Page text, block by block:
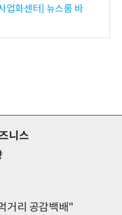
니스 미팅 지원…K
진출 교두보 확
업화센터] 뉴스룸 바
니스
거리 공감백배"